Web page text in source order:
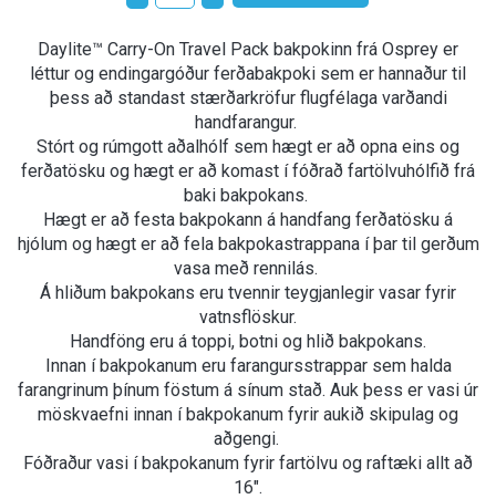
Daylite™ Carry-On Travel Pack bakpokinn frá Osprey er
léttur og endingargóður ferðabakpoki sem er hannaður til
þess að standast stærðarkröfur flugfélaga varðandi
handfarangur.
Stórt og rúmgott aðalhólf sem hægt er að opna eins og
ferðatösku og hægt er að komast í fóðrað fartölvuhólfið frá
baki bakpokans.
Hægt er að festa bakpokann á handfang ferðatösku á
hjólum og hægt er að fela bakpokastrappana í þar til gerðum
vasa með rennilás.
Á hliðum bakpokans eru tvennir teygjanlegir vasar fyrir
vatnsflöskur.
Handföng eru á toppi, botni og hlið bakpokans.
Innan í bakpokanum eru farangursstrappar sem halda
farangrinum þínum föstum á sínum stað. Auk þess er vasi úr
möskvaefni innan í bakpokanum fyrir aukið skipulag og
aðgengi.
Fóðraður vasi í bakpokanum fyrir fartölvu og raftæki allt að
16".